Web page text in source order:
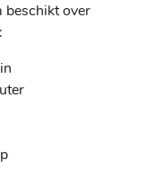
beschikt over